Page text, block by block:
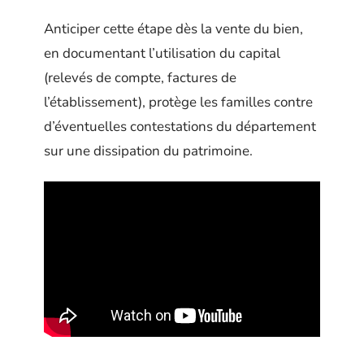
Anticiper cette étape dès la vente du bien,
en documentant l’utilisation du capital
(relevés de compte, factures de
l’établissement), protège les familles contre
d’éventuelles contestations du département
sur une dissipation du patrimoine.